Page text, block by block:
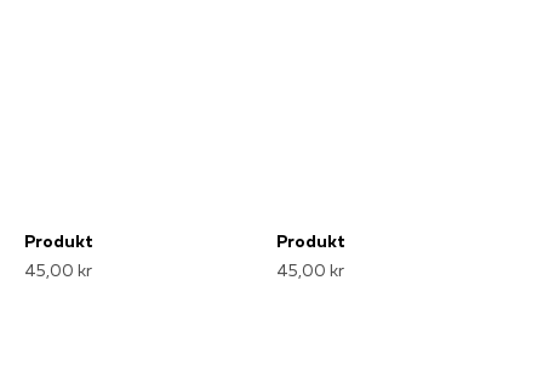
Produkt
45,00 kr
Produkt
45,00 kr